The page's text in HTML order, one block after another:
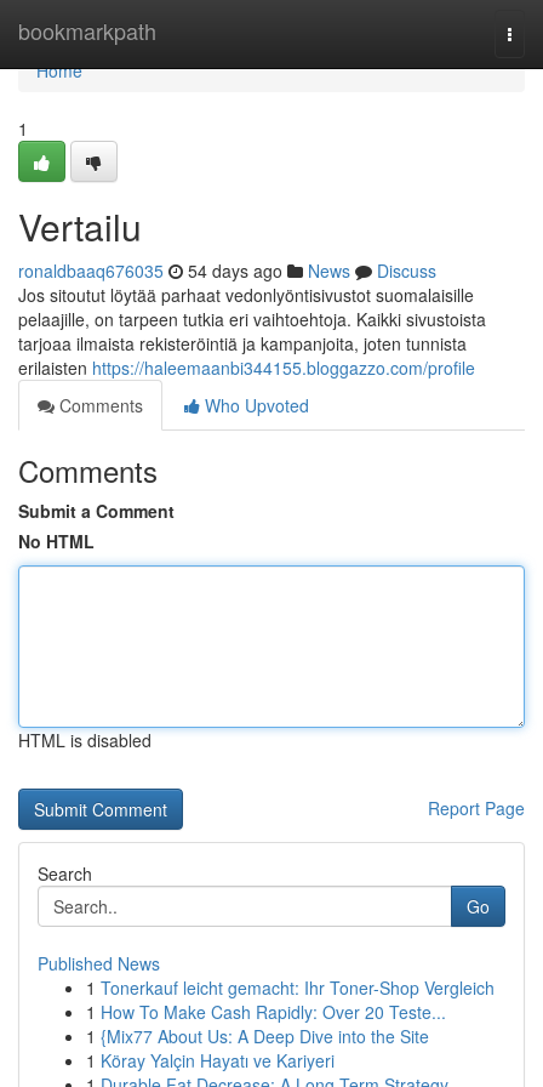
bookmarkpath
Home
Home
1
Vertailu
ronaldbaaq676035 54 days ago News
Discuss
Jos sitoutut löytää parhaat vedonlyöntisivustot suomalaisille
pelaajille, on tarpeen tutkia eri vaihtoehtoja. Kaikki sivustoista
tarjoaa ilmaista rekisteröintiä ja kampanjoita, joten tunnista
erilaisten https://haleemaanbi344155.bloggazzo.com/profile
Comments
Who Upvoted
Comments
Submit a Comment
No HTML
HTML is disabled
Report Page
Search
Go
Published News
1 Tonerkauf leicht gemacht: Ihr Toner-Shop Vergleich
1 How To Make Cash Rapidly: Over 20 Teste...
1 {Mix77 About Us: A Deep Dive into the Site
1 Köray Yalçin Hayatı ve Kariyeri